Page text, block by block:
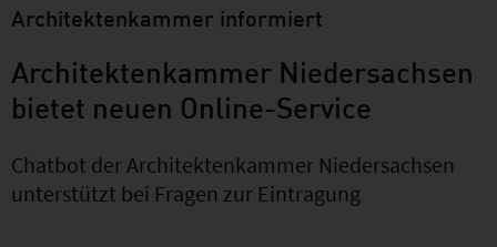
Architektenkammer informiert
Architektenkammer Niedersachsen
bietet neuen Online-Service
Chatbot der Architektenkammer Niedersachsen
unterstützt bei Fragen zur Eintragung